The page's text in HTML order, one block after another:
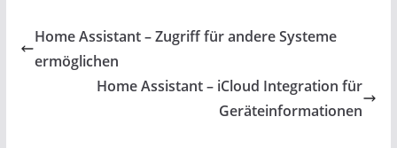
Home Assistant – Zugriff für andere Systeme
ermöglichen
Home Assistant – iCloud Integration für
Geräteinformationen